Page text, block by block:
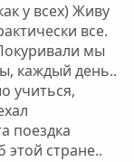
у всех) Живу
все.
мы
каждый день..
учиться,
поездка
этой стране..